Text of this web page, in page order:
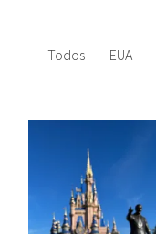
Todos EUA